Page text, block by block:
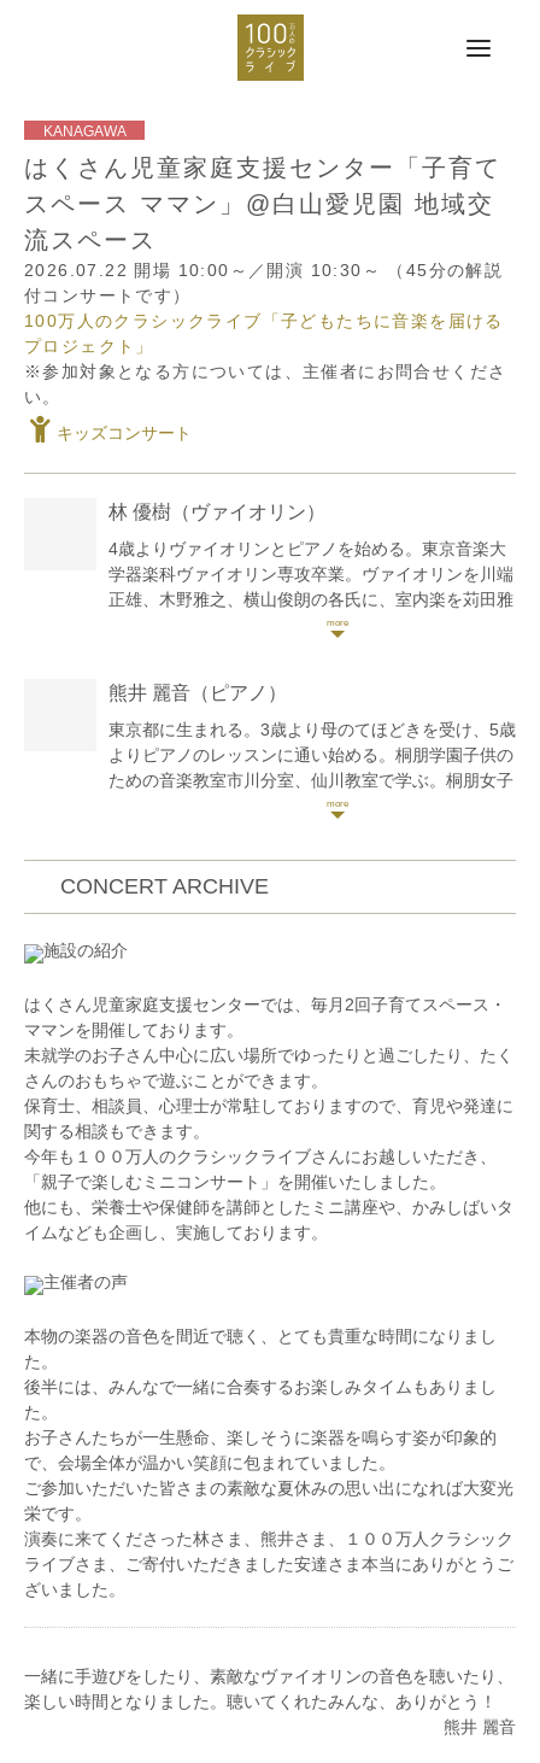
はくさん児童家庭支援センター「子育て
スペース ママン」@白山愛児園 地域交
流スペース
2026.07.22 開場 10:00～／開演 10:30～
（45分の解説
付コンサートです）
100万人のクラシックライブ「子どもたちに音楽を届ける
プロジェクト」
※参加対象となる方については、主催者にお問合せくださ
い。
キッズコンサート
林 優樹 （ヴァイオリン）
4歳よりヴァイオリンとピアノを始める。東京音楽大
学器楽科ヴァイオリン専攻卒業。ヴァイオリンを川端
正雄、木野雅之、横山俊朗の各氏に、室内楽を苅田雅
治、山口裕之の各氏に、ヴィオラを百武由紀、生野正
か、国内プロオーケストラへの賛助出演、アーティス
トのレコーディングやライブコンサートへの参加な
ど、幅広い演奏活動を展開。
第3回みおつくし音楽祭クラシックコンクール大阪府
第23回小野アンナ記念会オーディションに合格。特別
現在はヴァイオリン・ヴィオラ奏者としてソロおよび
のコンサートマスター・トップ奏者・技術指導を務
め、地域に根ざした音楽家として活動している。
また理学療法士免許を取得。医療現場でのリハビリテ
ーションにも従事してきた経験を背景に、演奏・指導
の双方において身体の使い方や姿勢への理解を深く持
つ。楽器を「長く、無理なく楽しむ」ための視点を持
った指導者として、音楽家と医療従事者という二つの
専門性を独自の形で融合させた活動を続けている。
熊井 麗音 （ピアノ）
東京都に生まれる。3歳より母のてほどきを受け、5歳
よりピアノのレッスンに通い始める。桐朋学園子供の
ための音楽教室市川分室、仙川教室で学ぶ。桐朋女子
高等学校音楽科を経て、桐朋学園大学卒、同研究科修
佳子、下田幸二、中井恒仁の各氏に師事。また、練木
繁夫氏からもレッスンを受ける。また、室内楽を小澤
加。その他にもザルツブルグモーツァルテウム音楽
む。第2回横浜国際ピアノコンクールをはじめ数々の
コンクール、オーディションで入賞。2007年、江戸
川フィルハーモニーオーケストラと共演。また、
2011年『江戸川区ゆかりの音楽家によるチャリティ
コンサート』メンバーに選出される。ラ・フォル・ジ
ュルネ・オ・ジャポンエリアコンサート、 台場メモ
リアルツリー点灯式、松屋銀座ファッションウィー
ク、丸ビル、oazo、ブリックスクエア、新宿駅西口
広場、横浜ベイブリッジ、横浜ベイクオーター、横浜
スタジアム、丸亀町商店街(香川県)、かちかちワイド
スマスコンサート、所沢ゆめあかり音楽会2016、等
FM浦和『吉武大地のミラクルミュージック』、sky
に』ゲスト出演。日本テレビ系列ドラマにおいて手の
ディングに参加。 また、全国各地でのスクールコン
サートに出演。2011年より東北とピアノでつながり
音楽を届けるプロジェクト『Rusing Sun』音楽メン
チャリティコンサートに出演している。
CONCERT ARCHIVE
施設の紹介
はくさん児童家庭支援センターでは、毎月2回子育てスペース・
ママンを開催しております。
未就学のお子さん中心に広い場所でゆったりと過ごしたり、たく
さんのおもちゃで遊ぶことができます。
保育士、相談員、心理士が常駐しておりますので、育児や発達に
関する相談もできます。
今年も１００万人のクラシックライブさんにお越しいただき、
「親子で楽しむミニコンサート」を開催いたしました。
他にも、栄養士や保健師を講師としたミニ講座や、かみしばいタ
イムなども企画し、実施しております。
主催者の声
本物の楽器の音色を間近で聴く、とても貴重な時間になりまし
た。
後半には、みんなで一緒に合奏するお楽しみタイムもありまし
た。
お子さんたちが一生懸命、楽しそうに楽器を鳴らす姿が印象的
で、会場全体が温かい笑顔に包まれていました。
ご参加いただいた皆さまの素敵な夏休みの思い出になれば大変光
栄です。
演奏に来てくださった林さま、熊井さま、１００万人クラシック
ライブさま、ご寄付いただきました安達さま本当にありがとうご
ざいました。
一緒に手遊びをしたり、素敵なヴァイオリンの音色を聴いたり、
楽しい時間となりました。聴いてくれたみんな、ありがとう！
熊井 麗音